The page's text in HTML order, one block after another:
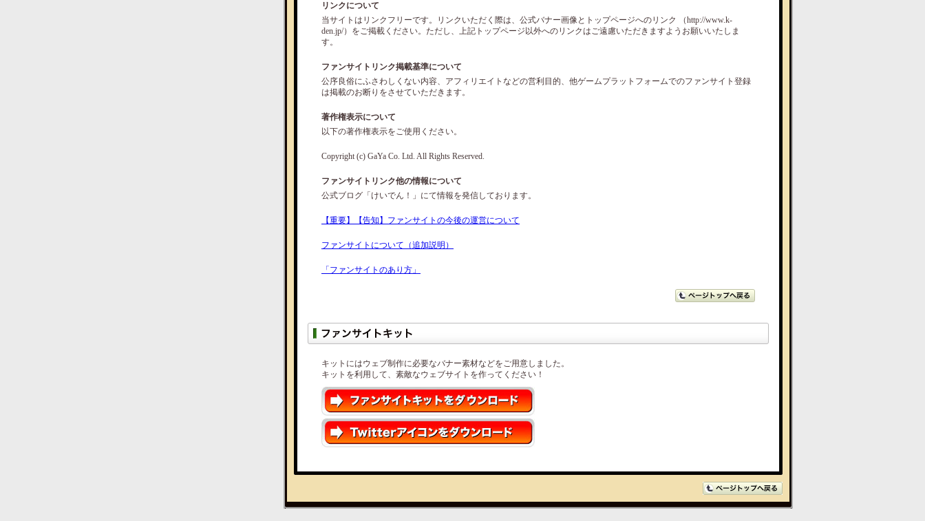
リンクについて
当サイトはリンクフリーです。リンクいただく際は、公式バナー画像とトップページへのリンク （http://www.k-
den.jp/）をご掲載ください。ただし、上記トップページ以外へのリンクはご遠慮いただきますようお願いいたしま
す。
ファンサイトリンク掲載基準について
公序良俗にふさわしくない内容、アフィリエイトなどの営利目的、他ゲームプラットフォームでのファンサイト登録
は掲載のお断りをさせていただきます。
著作権表示について
以下の著作権表示をご使用ください。
Copyright (c) GaYa Co. Ltd. All Rights Reserved.
ファンサイトリンク他の情報について
公式ブログ「けいでん！」にて情報を発信しております。
【重要】【告知】ファンサイトの今後の運営について
ファンサイトについて（追加説明）
「ファンサイトのあり方」
キットにはウェブ制作に必要なバナー素材などをご用意しました。
キットを利用して、素敵なウェブサイトを作ってください！